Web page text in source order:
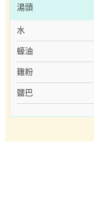
湯頭
水
蠔油
雞粉
鹽巴